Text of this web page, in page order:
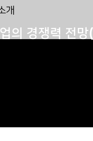
개
의 경쟁력 전망